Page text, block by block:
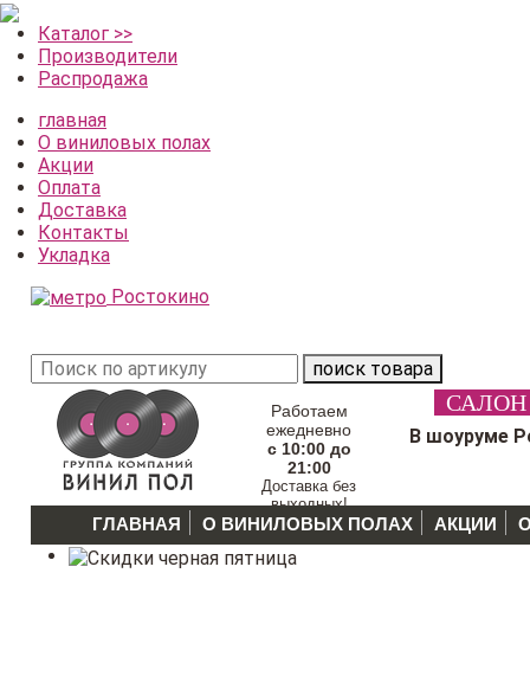
Каталог >>
Производители
Распродажа
главная
О виниловых полах
Акции
Оплата
Доставка
Контакты
Укладка
Ростокино
поиск товара
Работаем
ежедневно
с 10:00 до
21:00
Доставка без
выходных!
В шоуруме
ГЛАВНАЯ О ВИНИЛОВЫХ ПОЛАХ АКЦИИ